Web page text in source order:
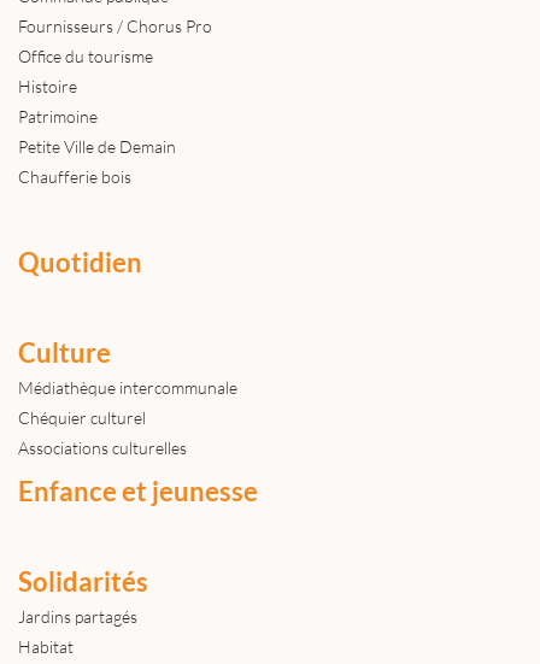
Fournisseurs / Chorus Pro
Office du tourisme
Histoire
Patrimoine
Petite Ville de Demain
Chaufferie bois
Quotidien
Culture
Médiathèque intercommunale
Chéquier culturel
Associations culturelles
Enfance et jeunesse
Solidarités
Jardins partagés
Habitat